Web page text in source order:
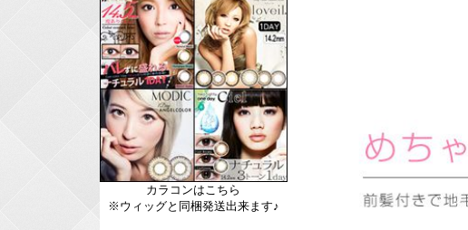
カラコンはこちら
※ウィッグと同梱発送出来ます♪